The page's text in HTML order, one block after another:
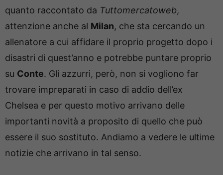
quanto raccontato da Tuttomercatoweb,
attenzione anche al Milan, che sta cercando un
allenatore a cui affidare il proprio progetto dopo i
disastri di quest’anno e potrebbe puntare proprio
su Conte. Gli azzurri, però, non si vogliono far
trovare impreparati in caso di addio dell’ex
Chelsea e per questo motivo arrivano delle
importanti novità a proposito di quello che può
essere il suo sostituto. Andiamo a vedere le ultime
notizie che arrivano in tal senso.